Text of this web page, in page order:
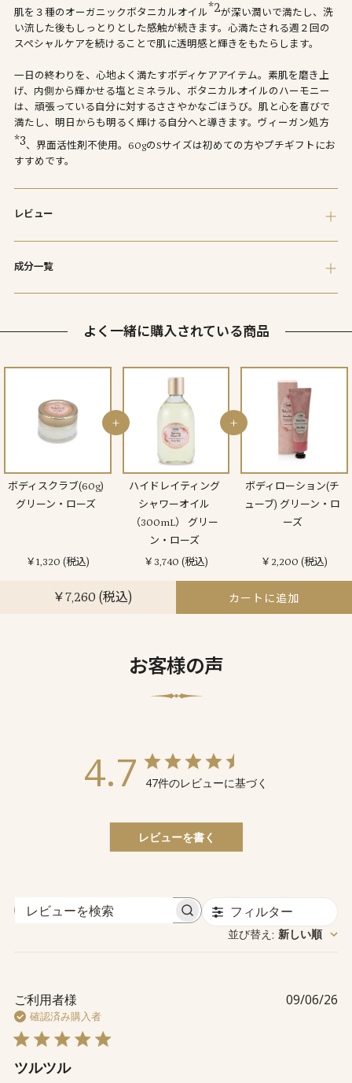
て
い
す
肌を３種のオーガニックボタニカルオイル*2が深い潤いで満たし、洗
い流した後もしっとりとした感触が続きます。心満たされる週２回の
スペシャルケアを続けることで肌に透明感と輝きをもたらします。
一日の終わりを、心地よく満たすボディケアアイテム。素肌を磨き上
げ、内側から輝かせる塩とミネラル、ボタニカルオイルのハーモニー
は、頑張っている自分に対するささやかなごほうび。肌と心を喜びで
満たし、明日からも明るく輝ける自分へと導きます。ヴィーガン処方
*3、界面活性剤不使用。60gのSサイズは初めての方やプチギフトにお
すすめです。
レビュー
成分一覧
よく一緒に購入されている商品
ボディスクラブ(60g)
グリーン・ローズ
￥1,320 (税込)
+
ハイドレイティング
シャワーオイル
（300mL） グリー
ン・ローズ
￥3,740 (税込)
+
ボディローション(チ
ューブ) グリーン・ロ
ーズ
￥2,200 (税込)
￥7,260 (税込) カートに追加
お客様の声
4.7 47件のレビューに基づく
レビューを書く
レ
フィルター
並び替え : 新しい順
ご利用者様
確認済み購入者
ツルツル
09/06/26